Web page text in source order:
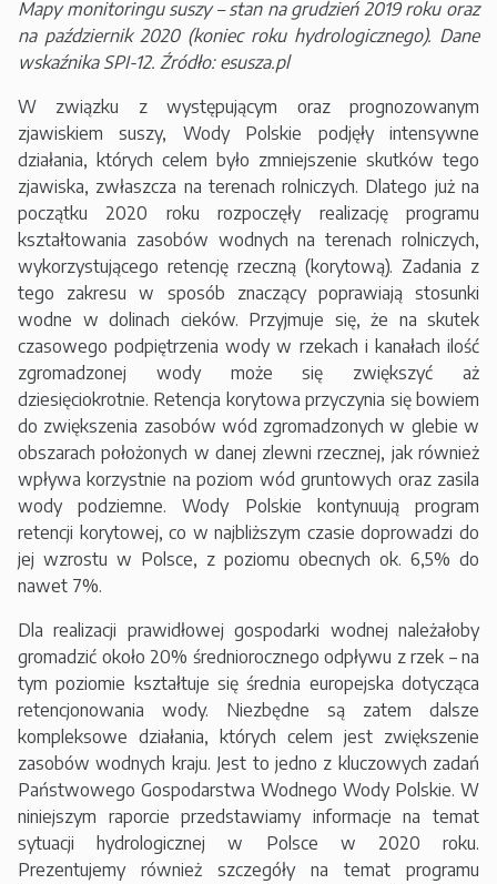
Mapy monitoringu suszy – stan na grudzień 2019 roku oraz
na październik 2020 (koniec roku hydrologicznego). Dane
wskaźnika SPI-12. Źródło: esusza.pl
W związku z występującym oraz prognozowanym
zjawiskiem suszy, Wody Polskie podjęły intensywne
działania, których celem było zmniejszenie skutków tego
zjawiska, zwłaszcza na terenach rolniczych. Dlatego już na
początku 2020 roku rozpoczęły realizację programu
kształtowania zasobów wodnych na terenach rolniczych,
wykorzystującego retencję rzeczną (korytową). Zadania z
tego zakresu w sposób znaczący poprawiają stosunki
wodne w dolinach cieków. Przyjmuje się, że na skutek
czasowego podpiętrzenia wody w rzekach i kanałach ilość
zgromadzonej wody może się zwiększyć aż
dziesięciokrotnie. Retencja korytowa przyczynia się bowiem
do zwiększenia zasobów wód zgromadzonych w glebie w
obszarach położonych w danej zlewni rzecznej, jak również
wpływa korzystnie na poziom wód gruntowych oraz zasila
wody podziemne. Wody Polskie kontynuują program
retencji korytowej, co w najbliższym czasie doprowadzi do
jej wzrostu w Polsce, z poziomu obecnych ok. 6,5% do
nawet 7%.
Dla realizacji prawidłowej gospodarki wodnej należałoby
gromadzić około 20% średniorocznego odpływu z rzek – na
tym poziomie kształtuje się średnia europejska dotycząca
retencjonowania wody. Niezbędne są zatem dalsze
kompleksowe działania, których celem jest zwiększenie
zasobów wodnych kraju. Jest to jedno z kluczowych zadań
Państwowego Gospodarstwa Wodnego Wody Polskie. W
niniejszym raporcie przedstawiamy informacje na temat
sytuacji hydrologicznej w Polsce w 2020 roku.
Prezentujemy również szczegóły na temat programu